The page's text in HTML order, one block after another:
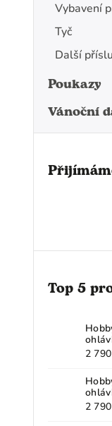
Vybavení
Tyč
Další
Poukazy
Vánoční
Top 5
2
2